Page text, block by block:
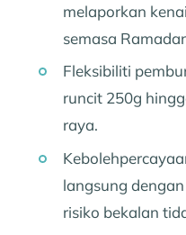
melaporkan
semasa
Fleksibiliti
runcit 250g
raya.
langsung
risiko bekalan